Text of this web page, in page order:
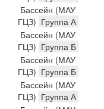
Бассейн (МАУ
ГЦЗ) Группа А
Бассейн (МАУ
ГЦЗ) Группа Б
Бассейн (МАУ
ГЦЗ) Группа Б
Бассейн (МАУ
ГЦЗ) Группа А